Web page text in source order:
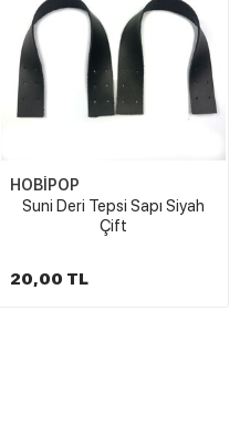
HOBİPOP
Suni Deri Tepsi Sapı Siyah
Çift
20,00 TL